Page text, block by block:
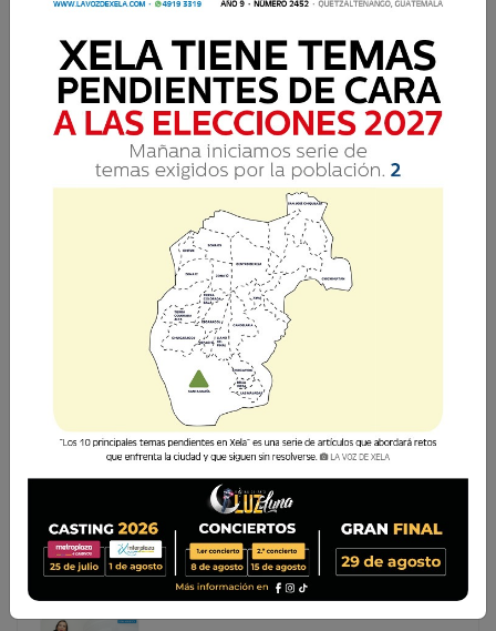
Resultados para: Liderazgo
MÁS FUERTES QUE LOS DESAFÍOS: CÓMO
CONVERTIR OBSTÁCULOS EN OPORTUNIDAD
A lo largo de Pausa Estratégica: Evaluando el Camino
Recorrido, reconocemos que los desafíos no detienen el
propósito, sino que lo fortalecen. Cada obstáculo
enfrentado revela la capacidad interna de crecer y
persever
A lo largo de Pausa Estratégica: Evaluando el Camino
Recorrido, reconocemos que los desafíos no detienen
el propósito, sino que lo fortalecen. Cada obstáculo
enfrentado revela la capacidad interna de crecer y
persever...